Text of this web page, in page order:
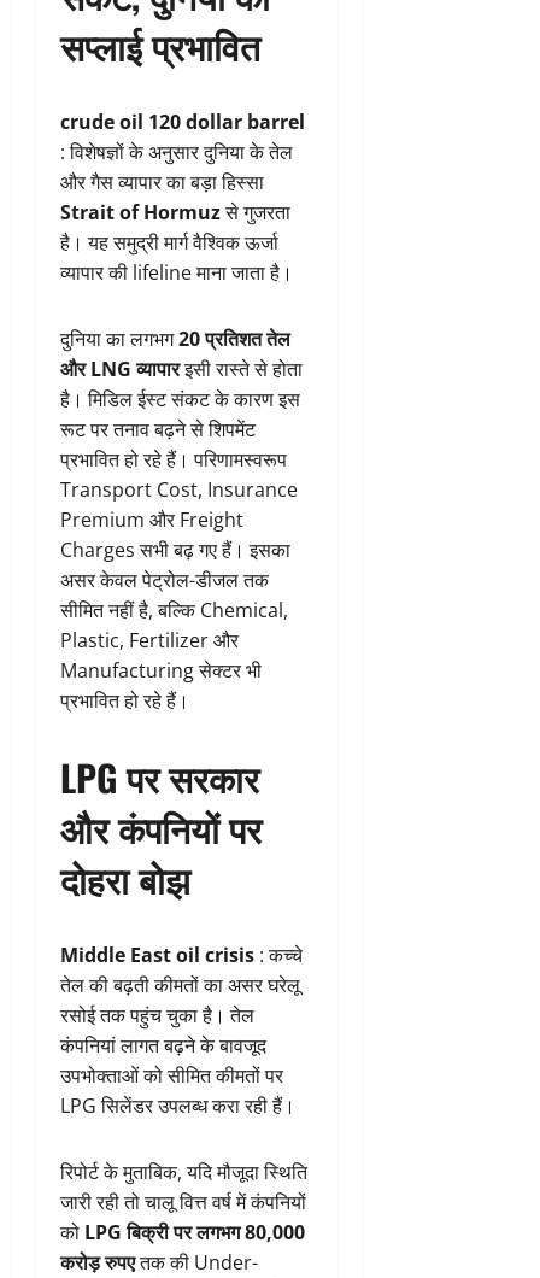
सप्लाई प्रभावित
crude oil 120 dollar barrel
: विशेषज्ञों के अनुसार दुनिया के तेल
और गैस व्यापार का बड़ा हिस्सा
Strait of Hormuzसे गुजरता
है। यह समुद्री मार्ग वैश्विक ऊर्जा
व्यापार की lifeline माना जाता है।
दुनिया का लगभग20 प्रतिशत तेल
और LNG व्यापारइसी रास्ते से होता
है। मिडिल ईस्ट संकट के कारण इस
रूट पर तनाव बढ़ने से शिपमेंट
प्रभावित हो रहे हैं। परिणामस्वरूप
Transport Cost, Insurance
Premium और Freight
Charges सभी बढ़ गए हैं। इसका
असर केवल पेट्रोल-डीजल तक
सीमित नहीं है, बल्कि Chemical,
Plastic, Fertilizer और
Manufacturing सेक्टर भी
प्रभावित हो रहे हैं।
LPG पर सरकार
और कंपनियों पर
दोहरा बोझ
Middle East oil crisis : कच्चे
तेल की बढ़ती कीमतों का असर घरेलू
रसोई तक पहुंच चुका है। तेल
कंपनियां लागत बढ़ने के बावजूद
उपभोक्ताओं को सीमित कीमतों पर
LPG सिलेंडर उपलब्ध करा रही हैं।
रिपोर्ट के मुताबिक, यदि मौजूदा स्थिति
जारी रही तो चालू वित्त वर्ष में कंपनियों
को LPG बिक्री पर लगभग 80,000
करोड़ रुपएतक की Under-